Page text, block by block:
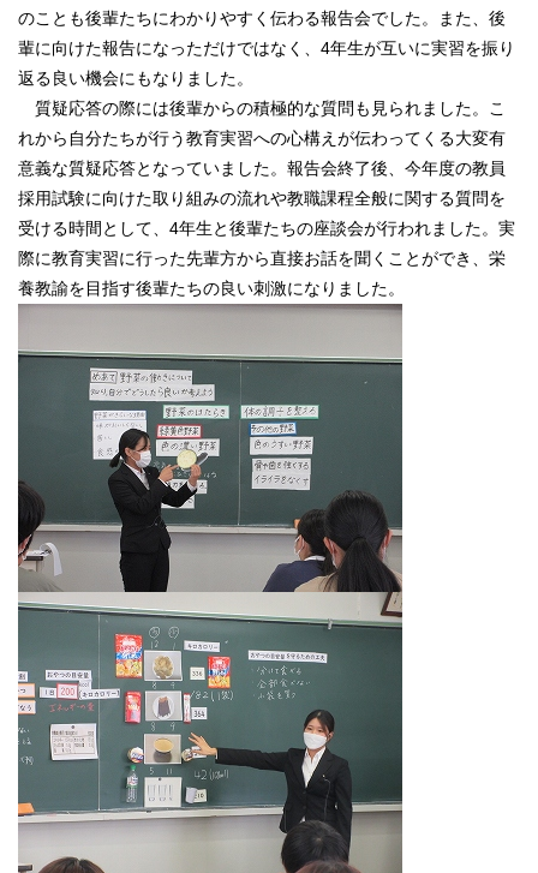
のことも後輩たちにわかりやすく伝わる報告会でした。また、後
輩に向けた報告になっただけではなく、4年生が互いに実習を振り
返る良い機会にもなりました。
質疑応答の際には後輩からの積極的な質問も見られました。こ
れから自分たちが行う教育実習への心構えが伝わってくる大変有
意義な質疑応答となっていました。報告会終了後、今年度の教員
採用試験に向けた取り組みの流れや教職課程全般に関する質問を
受ける時間として、4年生と後輩たちの座談会が行われました。実
際に教育実習に行った先輩方から直接お話を聞くことができ、栄
養教諭を目指す後輩たちの良い刺激になりました。